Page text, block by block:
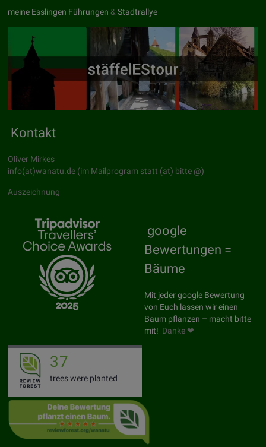
meine Esslingen Führungen &Stadtrallye
Kontakt
Oliver Mirkes
info(at)wanatu.de (im Mailprogram statt (at) bitte @)
Auszeichnung
google
Bewertungen =
Bäume
Mit jeder google Bewertung
von Euch lassen wir einen
Baum pflanzen – macht bitte
mit! Danke ❤
37
trees were planted